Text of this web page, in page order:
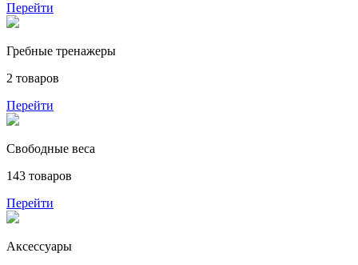
Перейти
Гребные тренажеры
2 товаров
Перейти
Свободные веса
143 товаров
Перейти
Аксессуары